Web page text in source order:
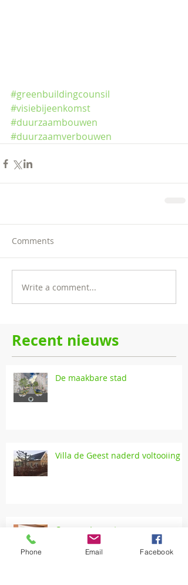
#greenbuildingcounsil
#visiebijeenkomst
#duurzaambouwen
#duurzaamverbouwen
Comments
Write a comment...
Recent nieuws
De maakbare stad
Villa de Geest naderd voltooiing
Congres Impact
Phone Email Facebook